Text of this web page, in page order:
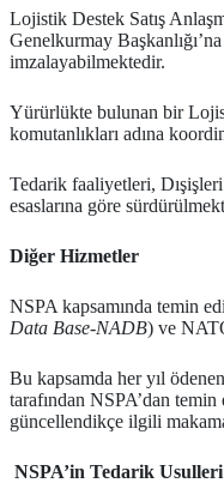
Lojistik Destek Satış
Genelkurmay
imzalayabilmektedir.
Yürürlükte bulunan bir
komutanlıkları adına
Tedarik faaliyetleri,
esaslarına göre
Diğer Hizmetler
NSPA kapsamında temin
Data Base-NADB) ve
Bu kapsamda her yıl
tarafından NSPA’dan
güncellendikçe ilgili
NSPA’in Tedarik Usulleri